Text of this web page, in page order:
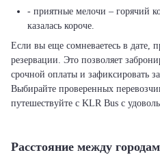
- приятные мелочи – горячий
казалась короче.
Если вы еще сомневаетесь в дате,
резервации. Это позволяет
срочной оплаты и зафиксировать
Выбирайте проверенных
путешествуйте с KLR Bus с
Расстояние между